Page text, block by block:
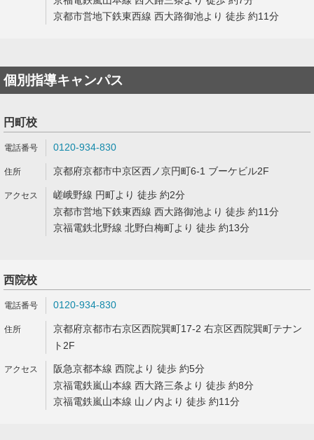
京都市営地下鉄東西線 西大路御池より 徒歩 約11分
個別指導キャンパス
円町校
0120-934-830
京都府京都市中京区西ノ京円町6-1 ブーケビル2F
嵯峨野線 円町より 徒歩 約2分
京都市営地下鉄東西線 西大路御池より 徒歩 約11分
京福電鉄北野線 北野白梅町より 徒歩 約13分
西院校
0120-934-830
京都府京都市右京区西院巽町17-2 右京区西院巽町テナン
ト2F
阪急京都本線 西院より 徒歩 約5分
京福電鉄嵐山本線 西大路三条より 徒歩 約8分
京福電鉄嵐山本線 山ノ内より 徒歩 約11分